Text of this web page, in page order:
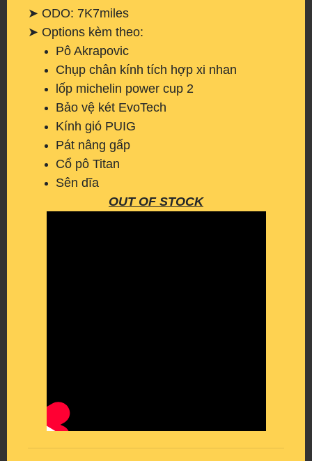
➤ ODO: 7K7miles
➤ Options kèm theo:
Pô Akrapovic
Chụp chân kính tích hợp xi nhan
lốp michelin power cup 2
Bảo vệ két EvoTech
Kính gió PUIG
Pát nâng gấp
Cổ pô Titan
Sên dĩa
OUT OF STOCK